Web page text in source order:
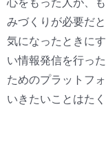
みづくりが必要だ
気になったときに
い情報発信を行っ
ためのプラットフ
いきたいことはた